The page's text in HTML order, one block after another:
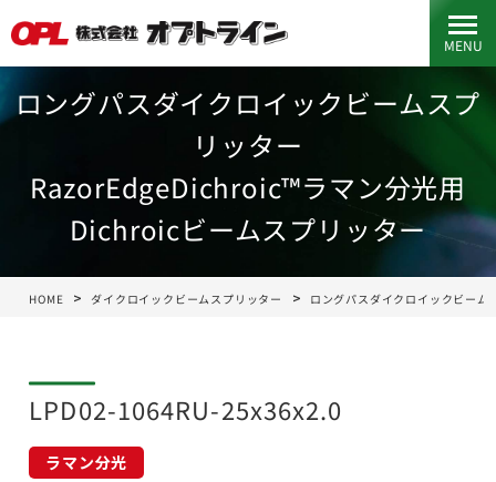
MENU
ロングパスダイクロイックビームスプ
リッター
RazorEdgeDichroic™ラマン分光用
Dichroicビームスプリッター
HOME ダイクロイックビームスプリッター ロングパスダイクロイックビーム
LPD02-1064RU-25x36x2.0
ラマン分光